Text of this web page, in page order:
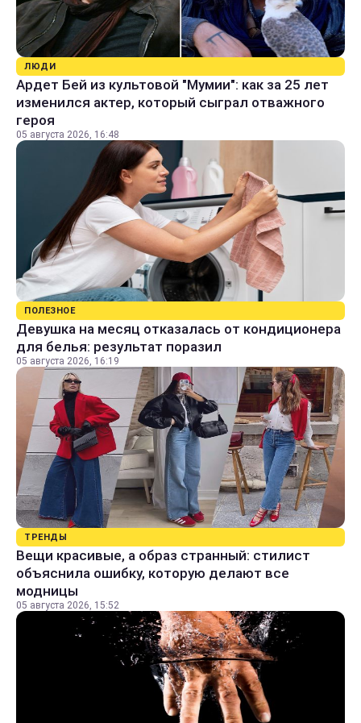
ЛЮДИ
Ардет Бей из культовой "Мумии": как за 25 лет
изменился актер, который сыграл отважного
героя
05 августа 2026, 16:48
ПОЛЕЗНОЕ
Девушка на месяц отказалась от кондиционера
для белья: результат поразил
05 августа 2026, 16:19
ТРЕНДЫ
Вещи красивые, а образ странный: стилист
объяснила ошибку, которую делают все
модницы
05 августа 2026, 15:52